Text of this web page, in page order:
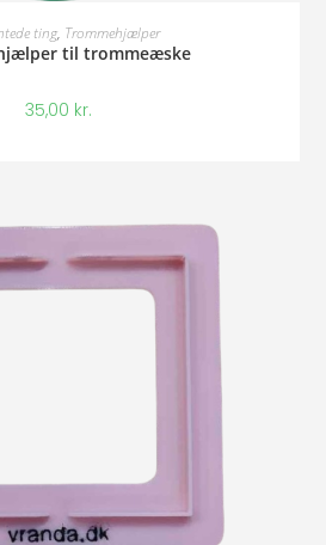
ting, Trommehjælper
til trommeæske
35,00 kr.